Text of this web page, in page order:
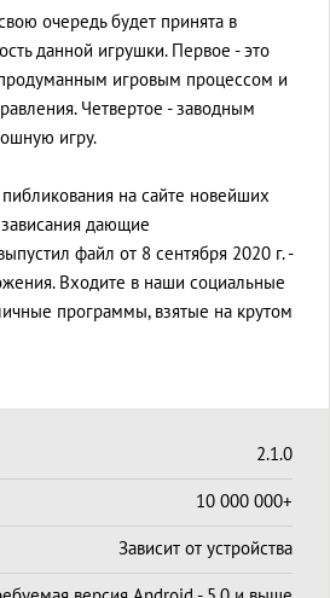
очередь будет принята в
данной игрушки. Первое - это
игровым процессом и
Четвертое - заводным
игру.
на сайте новейших
дающие
файл от 8 сентября 2020 г. -
Входите в наши социальные
программы, взятые на крутом
2.1.0
10 000 000+
Зависит от устройства